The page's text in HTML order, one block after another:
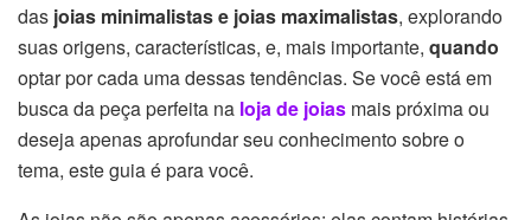
das joias minimalistas e joias maximalistas, explorando
suas origens, características, e, mais importante, quando
optar por cada uma dessas tendências. Se você está em
busca da peça perfeita na loja de joias mais próxima ou
deseja apenas aprofundar seu conhecimento sobre o
tema, este guia é para você.